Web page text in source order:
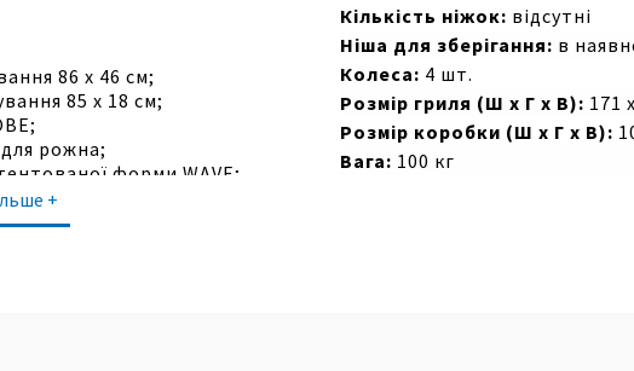
86 х 46 см;
85 x 18 см;
рожна;
форми WAVE;
по висоті піддон для вугілля
доступу до піддону з
+
Кількість ніжок: відсутні
Ніша для зберігання: в
Колеса: 4 шт.
Розмір гриля (Ш х Г х В): 171
Розмір коробки (Ш х Г х В):
Вага: 100 кг